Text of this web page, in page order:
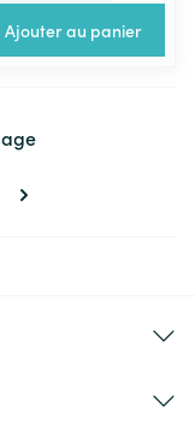
Ajouter au panier
la page